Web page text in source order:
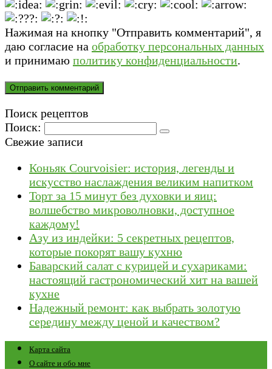
Нажимая на кнопку "Отправить комментарий", я
даю согласие на обработку персональных данных
и принимаю политику конфиденциальности.
Поиск рецептов
Поиск:
Свежие записи
Коньяк Courvoisier: история, легенды и
искусство наслаждения великим напитком
Торт за 15 минут без духовки и яиц:
волшебство микроволновки, доступное
каждому!
Азу из индейки: 5 секретных рецептов,
которые покорят вашу кухню
Баварский салат с курицей и сухариками:
настоящий гастрономический хит на вашей
кухне
Надежный ремонт: как выбрать золотую
середину между ценой и качеством?
Карта сайта
О сайте и обо мне